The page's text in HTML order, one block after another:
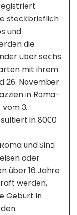
steckbrieflich
und
die
über sechs
mit ihrem
26. November
in Roma-
3.
in 8000
und Sinti
oder
über 16 Jahre
werden,
Geburt in